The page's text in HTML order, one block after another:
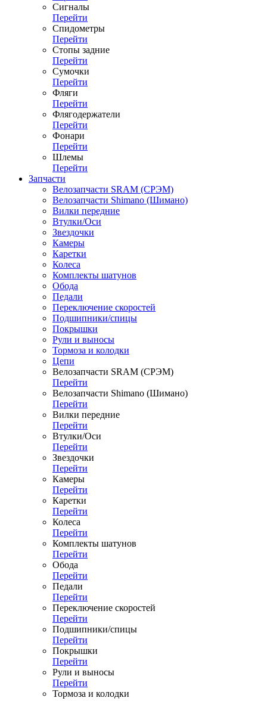
Сигналы
Перейти
Спидометры
Перейти
Стопы задние
Перейти
Сумочки
Перейти
Фляги
Перейти
Флягодержатели
Перейти
Фонари
Перейти
Шлемы
Перейти
Запчасти
Велозапчасти SRAM (СРЭМ)
Велозапчасти Shimano (Шимано)
Вилки передние
Втулки/Оси
Звездочки
Камеры
Каретки
Колеса
Комплекты шатунов
Обода
Педали
Переключение скоростей
Подшипники/спицы
Покрышки
Рули и выносы
Тормоза и колодки
Цепи
Велозапчасти SRAM (СРЭМ)
Перейти
Велозапчасти Shimano (Шимано)
Перейти
Вилки передние
Перейти
Втулки/Оси
Перейти
Звездочки
Перейти
Камеры
Перейти
Каретки
Перейти
Колеса
Перейти
Комплекты шатунов
Перейти
Обода
Перейти
Педали
Перейти
Переключение скоростей
Перейти
Подшипники/спицы
Перейти
Покрышки
Перейти
Рули и выносы
Перейти
Тормоза и колодки